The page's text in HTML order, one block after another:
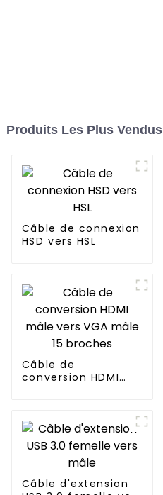
Produits Les Plus Vendus
Câble de connexion
HSD vers HSL
Câble de
conversion HDMI
Câble d'extension